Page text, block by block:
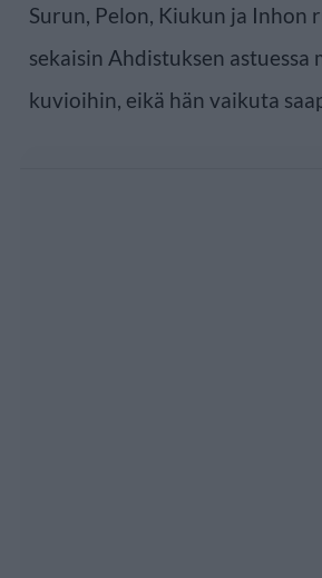
Surun, Pelon, Kiukun ja Inhon
sekaisin Ahdistuksen astuessa
kuvioihin, eikä hän vaikuta